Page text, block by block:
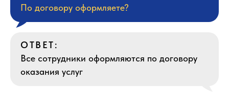
По договору оформляете?
ОТВЕТ:
Все сотрудники оформляются по договору
оказания услуг